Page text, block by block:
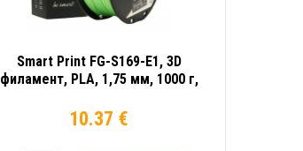
Smart Print FG-S169-E1, 3D
филамент, PLA, 1,75 мм, 1000 г,
10.37 €